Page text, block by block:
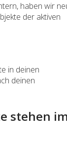
haben wir
der aktiven
in deinen
deinen
stehen